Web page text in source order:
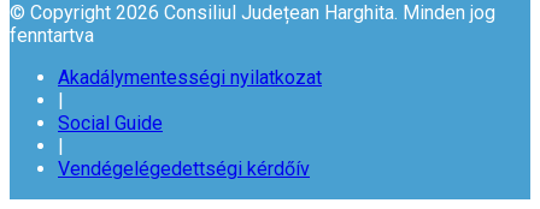
© Copyright 2026 Consiliul Județean Harghita. Minden jog
fenntartva
Akadálymentességi nyilatkozat
Social Guide
Vendégelégedettségi kérdőív